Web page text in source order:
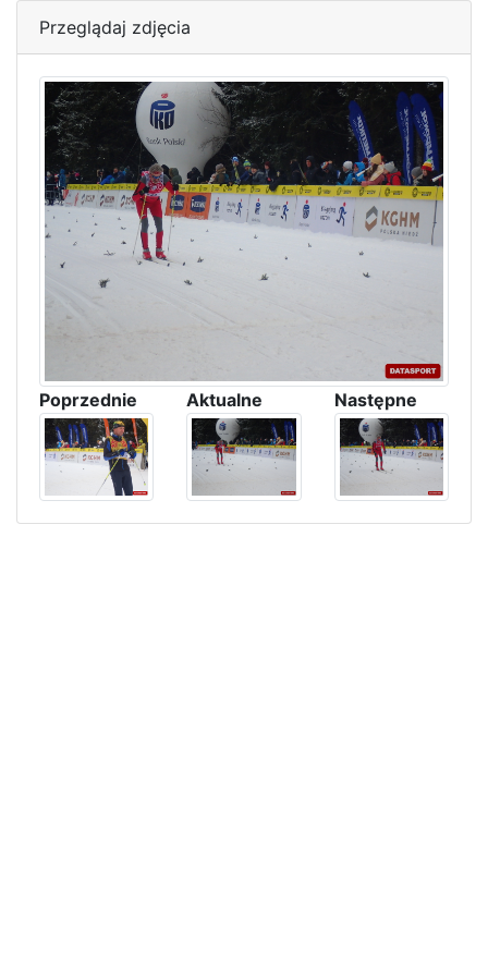
Przeglądaj zdjęcia
Poprzednie Aktualne Następne